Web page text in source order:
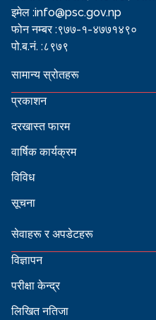
इमेल :info@psc.gov.np
फोन नम्बर :९७७-१-४७७१४९०
पो.ब.नं. :८९७९
सामान्य स्रोतहरू
प्रकाशन
दरखास्त फारम
वार्षिक कार्यक्रम
विविध
सूचना
सेवाहरू र अपडेटहरू
विज्ञापन
परीक्षा केन्द्र
लिखित नतिजा